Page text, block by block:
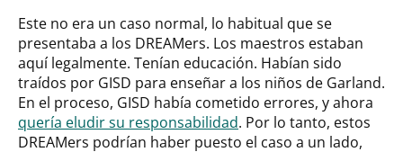
Este no era un caso normal, lo habitual que se
presentaba a los DREAMers. Los maestros estaban
aquí legalmente. Tenían educación. Habían sido
traídos por GISD para enseñar a los niños de Garland.
En el proceso, GISD había cometido errores, y ahora
quería eludir su responsabilidad. Por lo tanto, estos
DREAMers podrían haber puesto el caso a un lado,